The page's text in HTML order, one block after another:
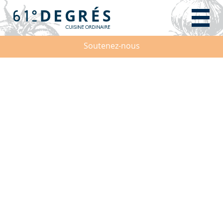
Soutenez-nous